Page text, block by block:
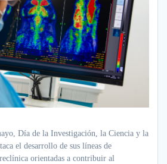
Día de la Investigación, la Ciencia y la
el desarrollo de sus líneas de
orientadas a contribuir al